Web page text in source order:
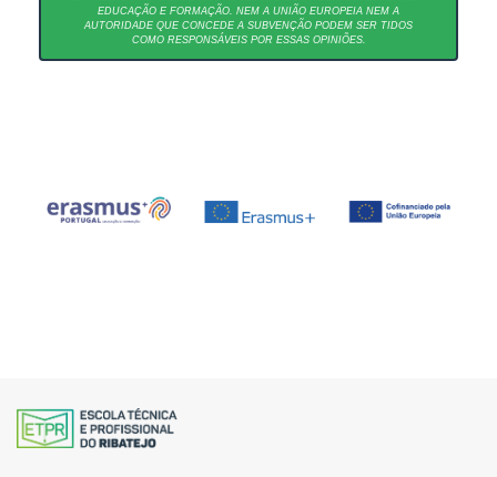
EDUCAÇÃO E FORMAÇÃO. NEM A UNIÃO EUROPEIA NEM A
AUTORIDADE QUE CONCEDE A SUBVENÇÃO PODEM SER TIDOS
COMO RESPONSÁVEIS POR ESSAS OPINIÕES.